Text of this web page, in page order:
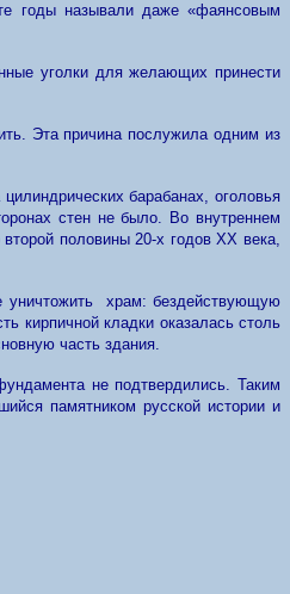
годы называли даже «фаянсовым
уголки для желающих принести
Эта причина послужила одним из
барабанах, оголовья
стен не было. Во внутреннем
половины 20-х годов XX века,
уничтожить храм: бездействующую
кирпичной кладки оказалась столь
часть здания.
не подтвердились. Таким
памятником русской истории и